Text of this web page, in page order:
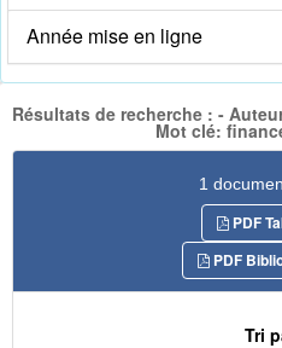
Année mise en ligne
Résultats de recherche : -
Mot clé:
1
PDF
PDF
Tri